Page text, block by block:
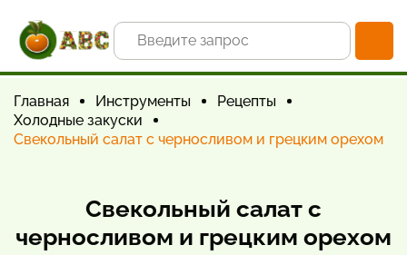
Главная Инструменты
Рецепты
Холодные закуски
Свекольный салат с черносливом и грецким орехом
Свекольный салат с
черносливом и грецким орехом